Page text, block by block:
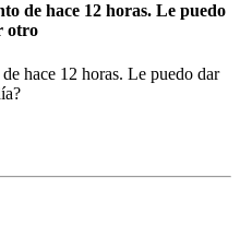
de hace 12 horas. Le puedo
otro
hace 12 horas. Le puedo dar